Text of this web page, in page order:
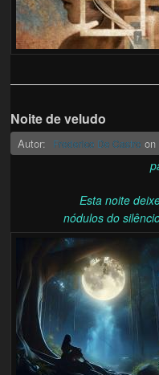
Noite de veludo
Autor: Frederico De Castro on
Esta noite
nódulos do